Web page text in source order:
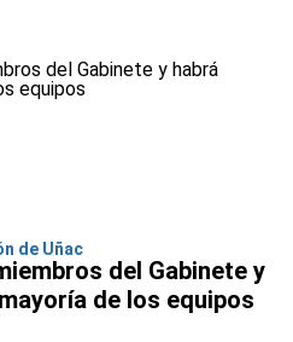
de Uñac
del Gabinete y
de los equipos